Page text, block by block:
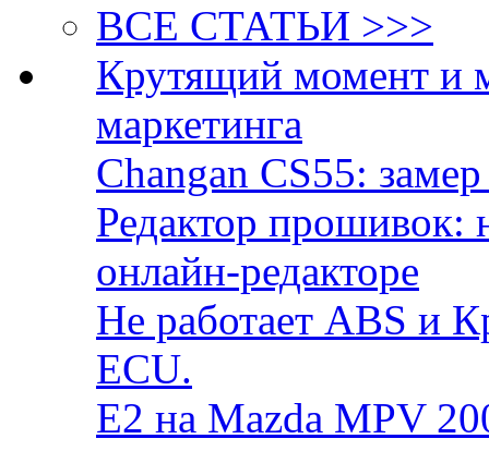
ВСЕ СТАТЬИ >>>
Крутящий момент и
маркетинга
Changan CS55:
Редактор прошивок:
онлайн-редакторе
Не работает ABS и
ECU.
E2 на Mazda MPV